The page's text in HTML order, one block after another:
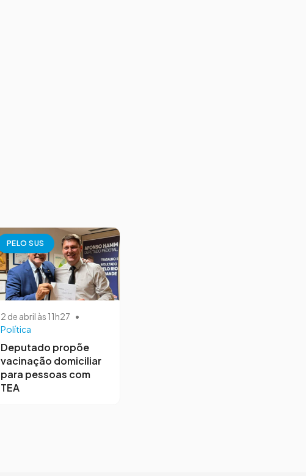
PELO SUS
2 de abril às 11h27 •
Política
Deputado propõe
vacinação domiciliar
para pessoas com
TEA